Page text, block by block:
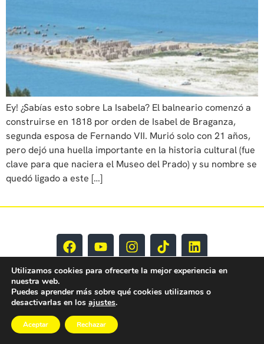
Ey! ¿Sabías esto sobre La Isabela? El balneario comenzó a
construirse en 1818 por orden de Isabel de Braganza,
segunda esposa de Fernando VII. Murió solo con 21 años,
pero dejó una huella importante en la historia cultural (fue
clave para que naciera el Museo del Prado) y su nombre se
quedó ligado a este […]
EY CLM Todos los derechos reservados © 2025
Utilizamos cookies para ofrecerte la mejor experiencia en
nuestra web.
Puedes aprender más sobre qué cookies utilizamos o
desactivarlas en los ajustes.
Aceptar Rechazar